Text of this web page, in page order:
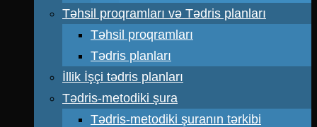
Təhsil proqramları və Tədris planları
Təhsil proqramları
Tədris planları
İllik İşçi tədris planları
Tədris-metodiki şura
Tədris-metodiki şuranın tərkibi